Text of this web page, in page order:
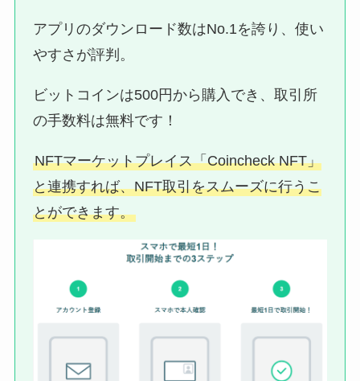
アプリのダウンロード数はNo.1を誇り、使い
やすさが評判。
ビットコインは500円から購入でき、取引所
の手数料は無料です！
NFTマーケットプレイス「Coincheck NFT」
と連携すれば、NFT取引をスムーズに行うこ
とができます。